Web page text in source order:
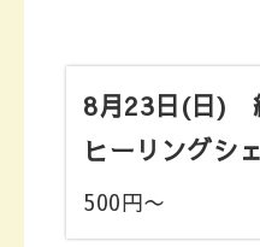
8月23日(日)
ヒーリングシ
500円〜